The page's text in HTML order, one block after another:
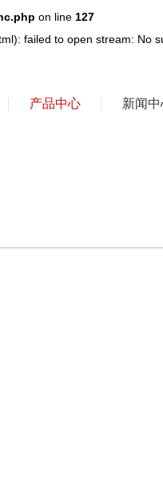
on line 127
failed to open stream: No
产品中心 新闻